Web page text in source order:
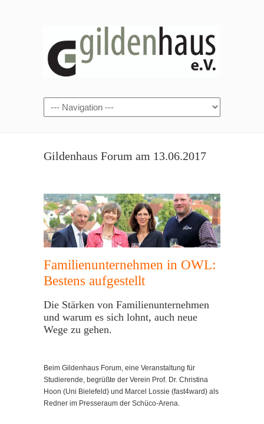
Gildenhaus Forum am 13.06.2017
Familienunternehmen in OWL:
Bestens aufgestellt
Die Stärken von Familienunternehmen
und warum es sich lohnt, auch neue
Wege zu gehen.
Beim Gildenhaus Forum, eine Veranstaltung für
Studierende, begrüßte der Verein Prof. Dr. Christina
Hoon (Uni Bielefeld) und Marcel Lossie (fast4ward) als
Redner im Presseraum der Schüco-Arena.